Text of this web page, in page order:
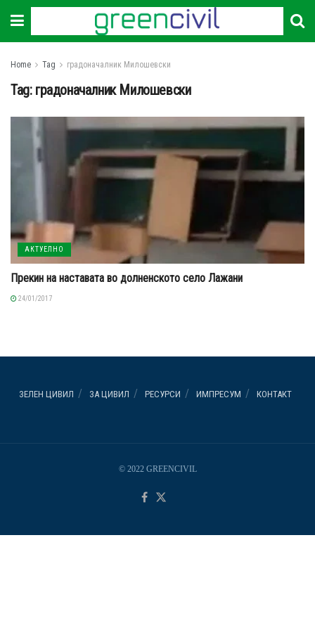
Home Tag градоначалник Милошевски
Tag: градоначалник Милошевски
АКТУЕЛНО
Прекин на наставата во долненското село Лажани
24/01/2017
ЗЕЛЕН ЦИВИЛ ЗА ЦИВИЛ РЕСУРСИ ИМПРЕСУМ КОНТАКТ
© 2022 GREENCIVIL